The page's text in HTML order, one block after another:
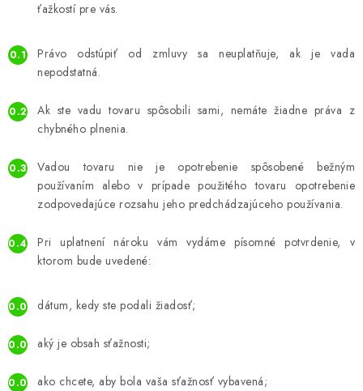
ťažkostí pre vás.
Právo odstúpiť od zmluvy sa neuplatňuje, ak je vada
nepodstatná.
Ak ste vadu tovaru spôsobili sami, nemáte žiadne práva z
chybného plnenia.
Vadou tovaru nie je opotrebenie spôsobené bežným
používaním alebo v prípade použitého tovaru opotrebenie
zodpovedajúce rozsahu jeho predchádzajúceho používania.
Pri uplatnení nároku vám vydáme písomné potvrdenie, v
ktorom bude uvedené:
dátum, kedy ste podali žiadosť;
aký je obsah sťažnosti;
ako chcete, aby bola vaša sťažnosť vybavená;